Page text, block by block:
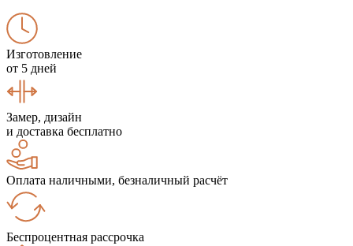
Изготовление
от 5 дней
Замер, дизайн
и доставка бесплатно
Оплата наличными, безналичный расчёт
Беспроцентная рассрочка